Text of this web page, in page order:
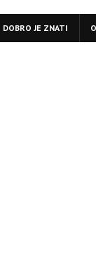
DOBRO JE ZNATI